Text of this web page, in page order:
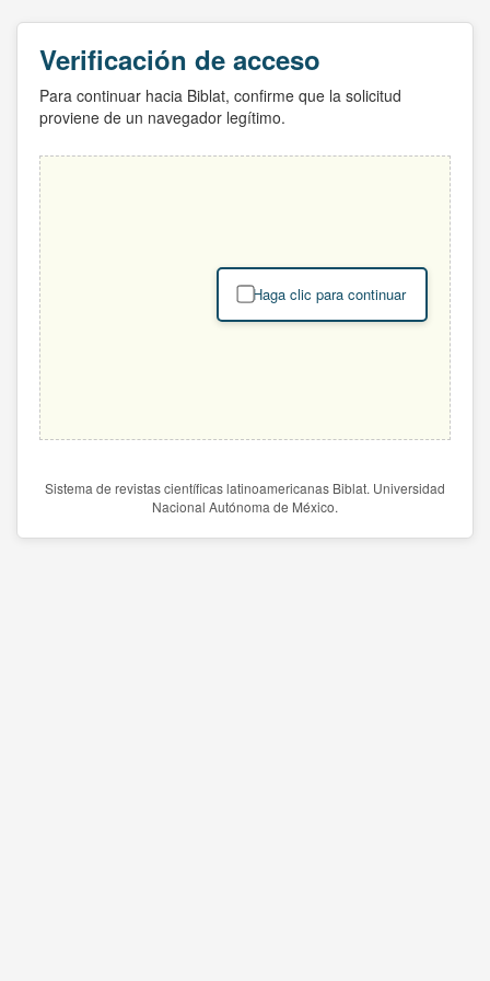
Verificación de acceso
Para continuar hacia Biblat, confirme que la solicitud
proviene de un navegador legítimo.
Haga clic para continuar
Sistema de revistas científicas latinoamericanas Biblat. Universidad
Nacional Autónoma de México.